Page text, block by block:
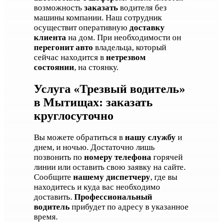
возможность заказатьводителя без
машины компании. Наш сотрудник
осуществит оперативную доставку
клиентана дом. При необходимости он
перегонит авто владельца, который
сейчас находится в нетрезвом
состоянии, на стоянку.
Услуга «Трезвый водитель»
в Мытищах: заказать
круглосуточно
Вы можете обратиться в нашу службуи
днем, и ночью. Достаточно лишь
позвонить по номеру телефона горячей
линии или оставить свою заявку на сайте.
Сообщите нашему диспетчеру, где вы
находитесь и куда вас необходимо
доставить. Профессиональный
водительприбудет по адресу в указанное
время.